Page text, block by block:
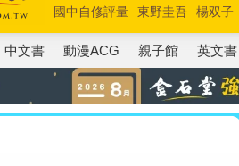
國中自修評量 東野圭吾 楊双子
唯紅花綻放
奧德賽 路邊攤新作
中文書 動漫ACG 親子館 英文書